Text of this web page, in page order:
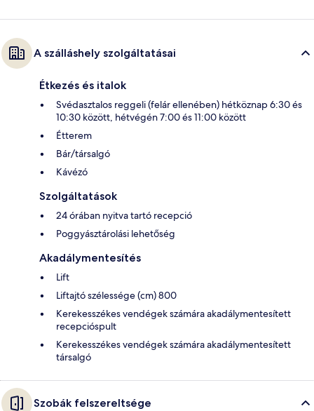
A szálláshely szolgáltatásai
Étkezés és italok
Svédasztalos reggeli (felár ellenében) hétköznap 6:30 és
10:30 között, hétvégén 7:00 és 11:00 között
Étterem
Bár/társalgó
Kávézó
Szolgáltatások
24 órában nyitva tartó recepció
Poggyásztárolási lehetőség
Akadálymentesítés
Lift
Liftajtó szélessége (cm) 800
Kerekesszékes vendégek számára akadálymentesített
recepcióspult
Kerekesszékes vendégek számára akadálymentesített
társalgó
Szobák felszereltsége